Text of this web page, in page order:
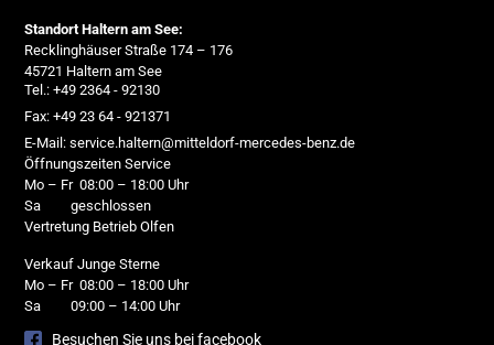
Standort Haltern am See:
Recklinghäuser Straße 174 – 176
45721 Haltern am See
Tel.: +49 2364 - 92130
Fax: +49 23 64 - 921371
E-Mail: service.haltern@mitteldorf-mercedes-benz.de
Öffnungszeiten Service
Mo – Fr 08:00 – 18:00 Uhr
Sa geschlossen
Vertretung Betrieb Olfen
Verkauf Junge Sterne
Mo – Fr 08:00 – 18:00 Uhr
Sa 09:00 – 14:00 Uhr
Besuchen Sie uns bei facebook